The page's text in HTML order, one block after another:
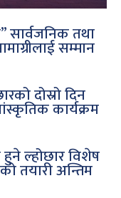
सार्वजनिक तथा
सम्मान
दोस्रो दिन
कार्यक्रम
ल्होछार विशेष
तयारी अन्तिम